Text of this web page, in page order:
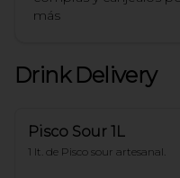
más
Drink Delivery
Pisco Sour 1L
1 lt. de Pisco sour artesanal.